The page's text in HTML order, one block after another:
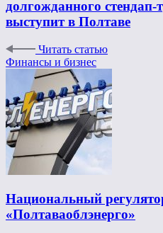
долгожданного
выступит в Полтаве
Читать статью
Финансы и бизнес
Национальный
«Полтаваоблэнерго»